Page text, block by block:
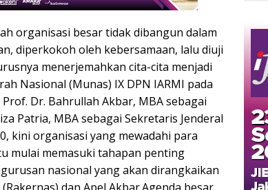
organisasi besar tidak dibangun dalam
diperkokoh oleh kebersamaan, lalu diuji
menerjemahkan cita-cita menjadi
Nasional (Munas) IX DPN IARMI pada
Dr. Bahrullah Akbar, MBA sebagai
Patria, MBA sebagai Sekretaris Jenderal
kini organisasi yang mewadahi para
mulai memasuki tahapan penting
nasional yang akan dirangkaikan